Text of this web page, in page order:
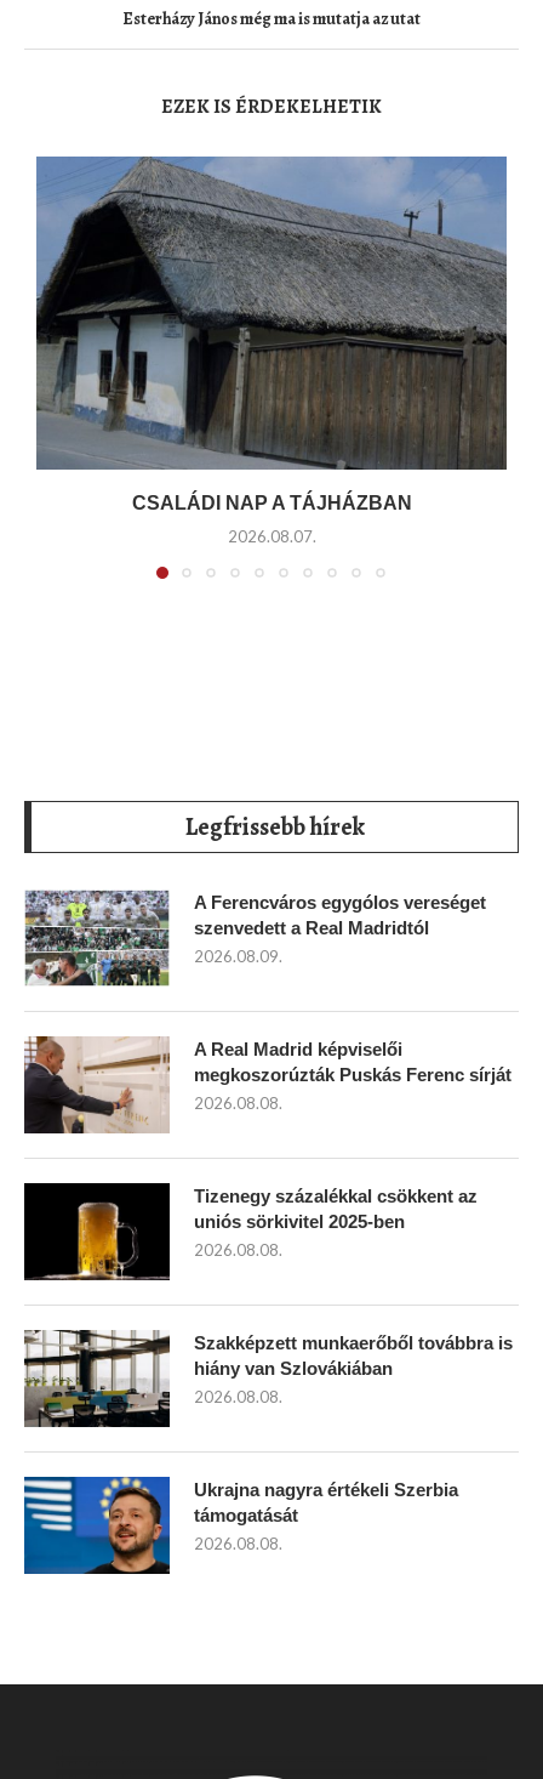
Esterházy János még ma is mutatja az utat
EZEK IS ÉRDEKELHETIK
CSALÁDI NAP A TÁJHÁZBAN
2026.08.07.
Legfrissebb hírek
A Ferencváros egygólos vereséget
szenvedett a Real Madridtól
2026.08.09.
A Real Madrid képviselői
megkoszorúzták Puskás Ferenc sírját
2026.08.08.
Tizenegy százalékkal csökkent az
uniós sörkivitel 2025-ben
2026.08.08.
Szakképzett munkaerőből továbbra is
hiány van Szlovákiában
2026.08.08.
Ukrajna nagyra értékeli Szerbia
támogatását
2026.08.08.